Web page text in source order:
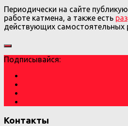
Периодически на сайте
работе катмена, а также есть
действующих самостоятельных
Подписывайся:
Контакты